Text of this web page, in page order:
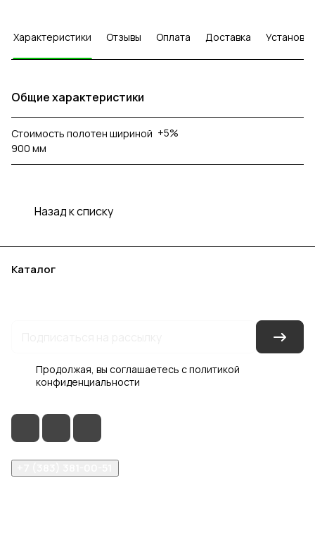
Характеристики Отзывы Оплата Доставка Установка
Общие характеристики
Стоимость полотен шириной
900 мм
+5%
Назад к списку
Каталог
Продолжая, вы соглашаетесь сполитикой
конфиденциальности